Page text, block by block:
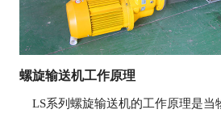
螺旋输送机工作原理
LS系列螺旋输送机的工作原理是当